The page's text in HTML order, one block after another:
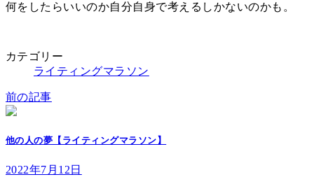
何をしたらいいのか自分自身で考えるしかないのかも。
カテゴリー
ライティングマラソン
前の記事
他の人の夢【ライティングマラソン】
2022年7月12日